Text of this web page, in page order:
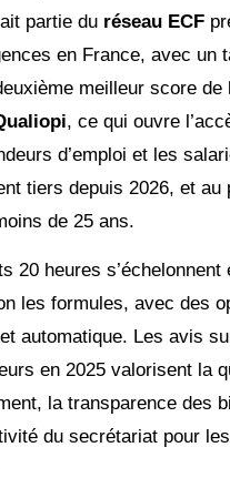
partie du réseau ECF
en France, avec un
meilleur score de
, ce qui ouvre
d’emploi et les
tiers depuis 2026, et au
de 25 ans.
20 heures
les formules, avec des
automatique. Les avis
en 2025 valorisent la
la transparence des
du secrétariat pour